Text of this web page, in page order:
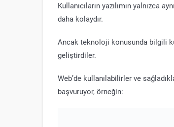
Kullanıcıların yazılımın yalnızca
daha kolaydır.
Ancak teknoloji konusunda bilgili
geliştirdiler.
Web’de kullanılabilirler ve
başvuruyor, örneğin: